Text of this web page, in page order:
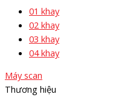
01 khay
02 khay
03 khay
04 khay
Máy scan
Thương hiệu